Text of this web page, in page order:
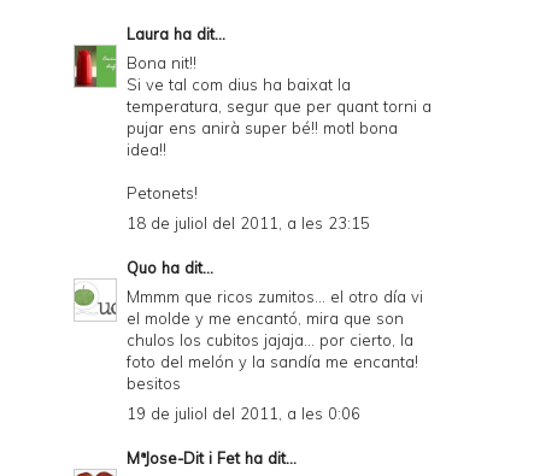
Laura ha dit...
Bona nit!!
Si ve tal com dius ha baixat la
temperatura, segur que per quant torni a
pujar ens anirà super bé!! motl bona
idea!!
Petonets!
18 de juliol del 2011, a les 23:15
Quo ha dit...
Mmmm que ricos zumitos... el otro día vi
el molde y me encantó, mira que son
chulos los cubitos jajaja... por cierto, la
foto del melón y la sandía me encanta!
besitos
19 de juliol del 2011, a les 0:06
MªJose-Dit i Fetha dit...